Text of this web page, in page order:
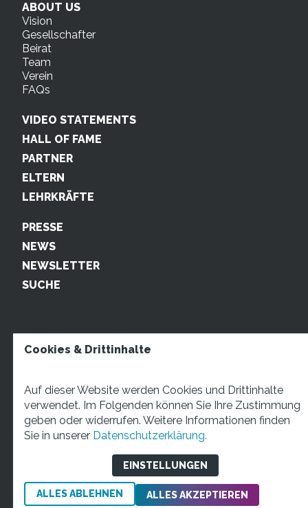
ABOUT US
Vision
Gesellschafter
Beirat
Team
Verein
FAQs
VIDEO STATEMENTS
HALL OF FAME
PARTNER
ELTERN
LEHRKRÄFTE
PRESSE
NEWS
NEWSLETTER
SUCHE
STARTUP TEENS Münsterstraße 5, 59065 Hamm. Fon:
+49 2381 4870207 Mail:info@startupteens.de
Impressum Datenschutzerklärung
Cookies & Drittinhalte
Auf dieser Website werden Cookies und Drittinhalte
verwendet. Im Folgenden können Sie Ihre Zustimmung
geben oder widerrufen. Weitere Informationen finden
Sie in unserer Datenschutzerklärung.
EINSTELLUNGEN
ALLES ABLEHNEN ALLES AKZEPTIEREN